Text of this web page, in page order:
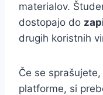
materialov.
dostopajo do
drugih koristnih
Če se
platforme, si